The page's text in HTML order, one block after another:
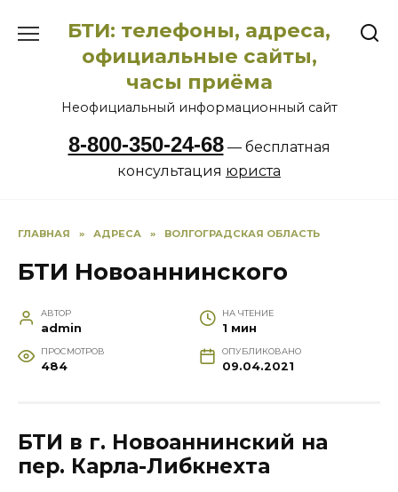
содержанию
БТИ: телефоны, адреса,
официальные сайты,
часы приёма
Неофициальный информационный сайт
8-800-350-24-68— бесплатная
консультация юриста
ГЛАВНАЯ » АДРЕСА » ВОЛГОГРАДСКАЯ ОБЛАСТЬ
БТИ Новоаннинского
АВТОР
admin
НА ЧТЕНИЕ
1 мин
ПРОСМОТРОВ
484
ОПУБЛИКОВАНО
09.04.2021
БТИ в г. Новоаннинский на
пер. Карла-Либкнехта